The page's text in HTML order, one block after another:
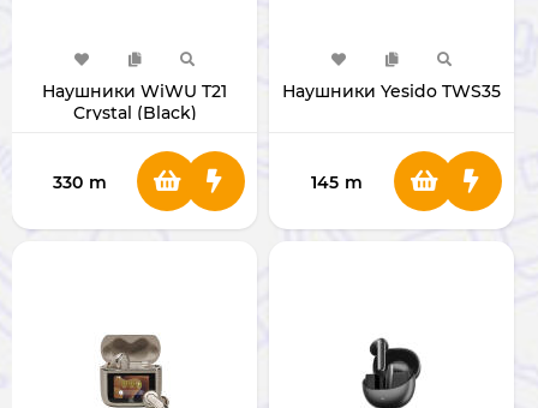
Наушники WiWU T21
Crystal (Black)
330 m
Наушники Yesido TWS35
145 m